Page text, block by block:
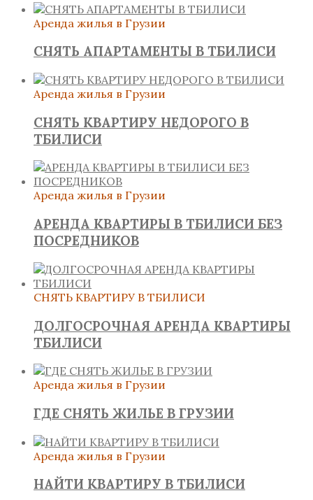
Аренда жилья в Грузии
СНЯТЬ АПАРТАМЕНТЫ В ТБИЛИСИ
Аренда жилья в Грузии
СНЯТЬ КВАРТИРУ НЕДОРОГО В
ТБИЛИСИ
Аренда жилья в Грузии
АРЕНДА КВАРТИРЫ В ТБИЛИСИ БЕЗ
ПОСРЕДНИКОВ
СНЯТЬ КВАРТИРУ В ТБИЛИСИ
ДОЛГОСРОЧНАЯ АРЕНДА КВАРТИРЫ
ТБИЛИСИ
Аренда жилья в Грузии
ГДЕ СНЯТЬ ЖИЛЬЕ В ГРУЗИИ
Аренда жилья в Грузии
НАЙТИ КВАРТИРУ В ТБИЛИСИ